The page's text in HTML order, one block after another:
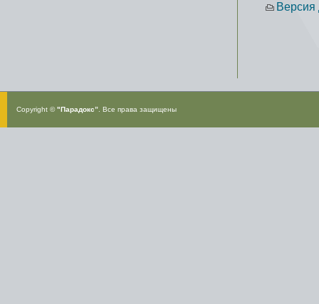
Версия
Copyright ©"Парадокс” . Все права защищены